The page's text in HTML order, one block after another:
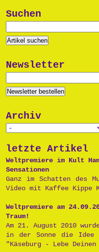
Suchen
Newsletter
Archiv
letzte Artikel
Weltpremiere im Kult
Sensationen
Ganz im Schatten des
Video mit Kaffee Kippe
Weltpremiere am
Traum!
Am 21. August 2010
in der Sonne die Idee
"Käseburg - Lebe